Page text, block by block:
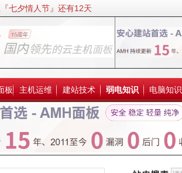
七夕情人节』还有12天
板 主机运维 建站技术 弱电知识 电脑知识